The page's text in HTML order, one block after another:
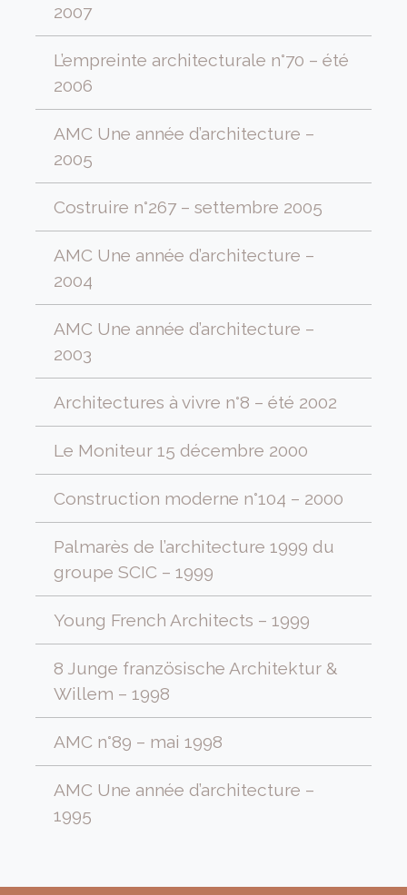
2007
L’empreinte architecturale n°70 – été
2006
AMC Une année d’architecture –
2005
Costruire n°267 – settembre 2005
AMC Une année d’architecture –
2004
AMC Une année d’architecture –
2003
Architectures à vivre n°8 – été 2002
Le Moniteur 15 décembre 2000
Construction moderne n°104 – 2000
Palmarès de l’architecture 1999 du
groupe SCIC – 1999
Young French Architects – 1999
8 Junge französische Architektur &
Willem – 1998
AMC n°89 – mai 1998
AMC Une année d’architecture –
1995